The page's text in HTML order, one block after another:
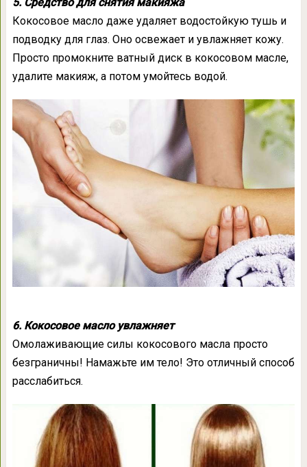
Кокосовое масло даже удаляет водостойкую тушь и
подводку для глаз. Оно освежает и увлажняет кожу.
Просто промокните ватный диск в кокосовом масле,
удалите макияж, а потом умойтесь водой.
6. Кокосовое масло увлажняет
Омолаживающие силы кокосового масла просто
безграничны! Намажьте им тело! Это отличный способ
расслабиться.